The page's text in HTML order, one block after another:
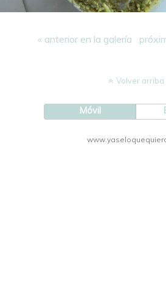
« anterior en la galería
Volver arriba
Móvil